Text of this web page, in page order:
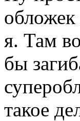
я. Там
бы
такое